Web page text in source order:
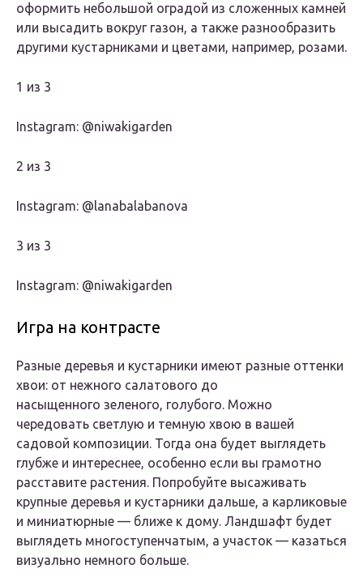
оформить небольшой оградой из сложенных камней
или высадить вокруг газон, а также разнообразить
другими кустарниками и цветами, например, розами.
1 из 3
Instagram: @niwakigarden
2 из 3
Instagram: @lanabalabanova
3 из 3
Instagram: @niwakigarden
Игра на контрасте
Разные деревья и кустарники имеют разные оттенки
хвои: от нежного салатового до
насыщенного зеленого, голубого. Можно
чередовать светлую и темную хвою в вашей
садовой композиции. Тогда она будет выглядеть
глубже и интереснее, особенно если вы грамотно
расставите растения. Попробуйте высаживать
крупные деревья и кустарники дальше, а карликовые
и миниатюрные — ближе к дому. Ландшафт будет
выглядеть многоступенчатым, а участок — казаться
визуально немного больше.